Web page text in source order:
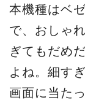
本機種はベ
で、おしゃ
ぎてもだめ
よね。細す
画面に当た